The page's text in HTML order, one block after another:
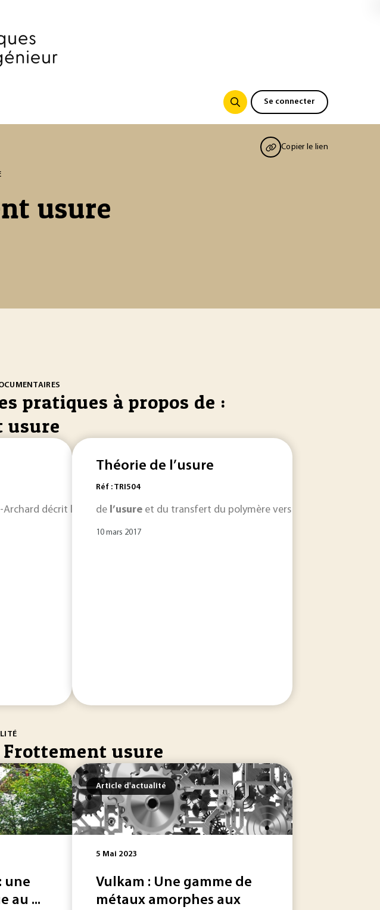
Se connecter
Copier le lien
usure
pratiques à propos de :
usure
adhésion, fatigue mécanique... , etl’usure,c’est-à-dire une perte de matière des
Archard décrit l’effet sur le volume d’ usurede la force normale...
Théorie de l’usure
Réf : TRI504
de l’usure et du transfert du polymère vers le métal sur le
10 mars 2017
usure
base documentaire gratuitement pendant 24 h !
une
au ...
Article d'actualité
5 Mai 2023
Vulkam : Une gamme de
métaux amorphes aux